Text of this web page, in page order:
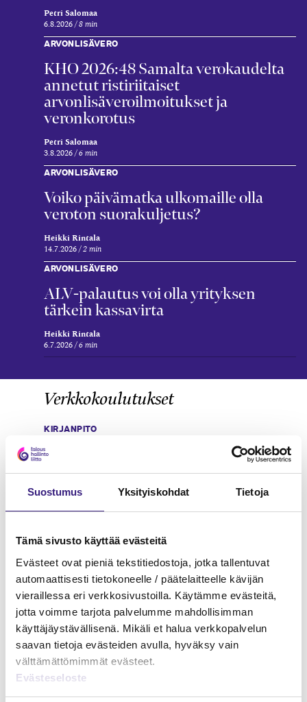
Suostumus Yksityiskohdat Tietoja
Tämä sivusto käyttää evästeitä
Evästeet ovat pieniä tekstitiedostoja, jotka tallentuvat
automaattisesti tietokoneelle / päätelaitteelle kävijän
vieraillessa eri verkkosivustoilla. Käytämme evästeitä,
jotta voimme tarjota palvelumme mahdollisimman
käyttäjäystävällisenä. Mikäli et halua verkkopalvelun
saavan tietoja evästeiden avulla, hyväksy vain
välttämättömimmät evästeet.
Evästeseloste
Petri Salomaa
6.8.2026 8 min
ARVONLISÄVERO
KHO 2026:48 Samalta verokaudelta
annetut ristiriitaiset
arvonlisäveroilmoitukset ja
veronkorotus
Petri Salomaa
3.8.2026 6 min
ARVONLISÄVERO
Voiko päivämatka ulkomaille olla
veroton suorakuljetus?
Heikki Rintala
14.7.2026 2 min
ARVONLISÄVERO
ALV-palautus voi olla yrityksen
tärkein kassavirta
Heikki Rintala
6.7.2026 6 min
Verkkokoulutukset
KIRJANPITO